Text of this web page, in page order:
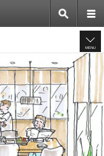
MENU